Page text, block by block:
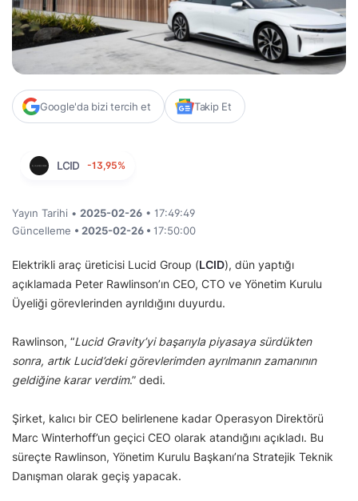
Google'da bizi tercih et Takip Et
LCID -13,95%
Yayın Tarihi • 2025-02-26 • 17:49:49
Güncelleme • 2025-02-26 • 17:50:00
Elektrikli araç üreticisi Lucid Group (LCID), dün yaptığı
açıklamada Peter Rawlinson’ın CEO, CTO ve Yönetim Kurulu
Üyeliği görevlerinden ayrıldığını duyurdu.
Rawlinson, “Lucid Gravity’yi başarıyla piyasaya sürdükten
sonra, artık Lucid’deki görevlerimden ayrılmanın zamanının
geldiğine karar verdim.” dedi.
Şirket, kalıcı bir CEO belirlenene kadar Operasyon Direktörü
Marc Winterhoff’un geçici CEO olarak atandığını açıkladı. Bu
süreçte Rawlinson, Yönetim Kurulu Başkanı’na Stratejik Teknik
Danışman olarak geçiş yapacak.